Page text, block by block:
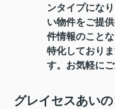
ンタイプにな
い物件をご提
件情報のこと
特化しており
す。お気軽にご
グレイセスあい